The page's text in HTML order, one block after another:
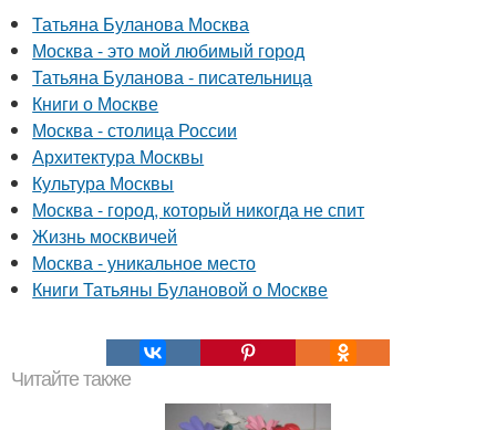
Татьяна Буланова Москва
Москва - это мой любимый город
Татьяна Буланова - писательница
Книги о Москве
Москва - столица России
Архитектура Москвы
Культура Москвы
Москва - город, который никогда не спит
Жизнь москвичей
Москва - уникальное место
Книги Татьяны Булановой о Москве
Читайте также